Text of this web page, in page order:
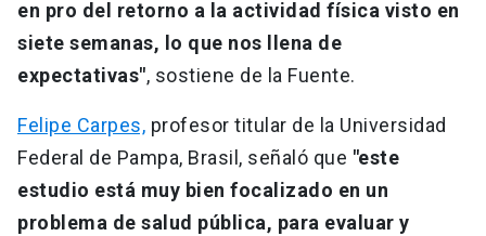
en pro del retorno a la actividad física visto en
siete semanas, lo que nos llena de
expectativas", sostiene de la Fuente.
Felipe Carpes, profesor titular de la Universidad
Federal de Pampa, Brasil, señaló que "este
estudio está muy bien focalizado en un
problema de salud pública, para evaluar y